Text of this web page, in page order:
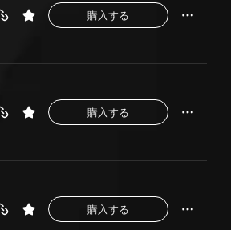
購入する
購入する
購入する